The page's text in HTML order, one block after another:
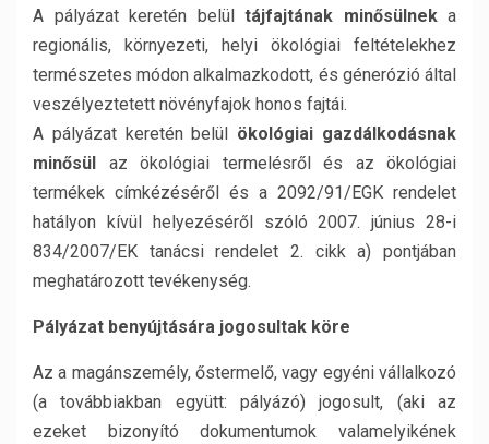
A pályázat keretén belül tájfajtának minősülneka
regionális, környezeti, helyi ökológiai feltételekhez
természetes módon alkalmazkodott, és génerózió által
veszélyeztetett növényfajok honos fajtái.
A pályázat keretén belül ökológiai gazdálkodásnak
minősül
az ökológiai termelésről és az ökológiai
termékek címkézéséről és a 2092/91/EGK rendelet
hatályon kívül helyezéséről szóló 2007. június 28-i
834/2007/EK tanácsi rendelet 2. cikk a) pontjában
meghatározott tevékenység.
Pályázat benyújtására jogosultak köre
Az a magánszemély, őstermelő, vagy egyéni vállalkozó
(a továbbiakban együtt: pályázó) jogosult, (aki az
ezeket bizonyító dokumentumok valamelyikének